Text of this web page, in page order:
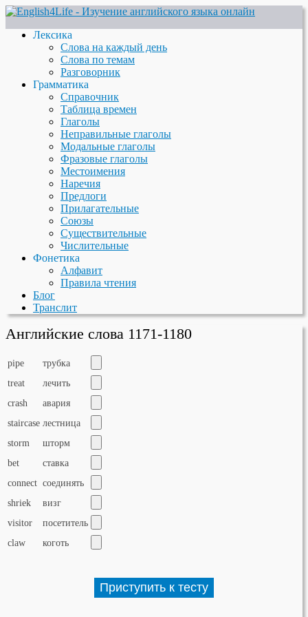
Лексика
Слова на каждый день
Слова по темам
Разговорник
Грамматика
Справочник
Таблица времен
Глаголы
Неправильные глаголы
Модальные глаголы
Фразовые глаголы
Местоимения
Наречия
Предлоги
Прилагательные
Союзы
Существительные
Числительные
Фонетика
Алфавит
Правила чтения
Блог
Транслит
Английские слова 1171-1180
pipe
трубка
treat
лечить
crash
авария
staircase лестница
storm
шторм
bet
ставка
connect соединять
shriek
визг
visitor
посетитель
claw
коготь
Приступить к тесту